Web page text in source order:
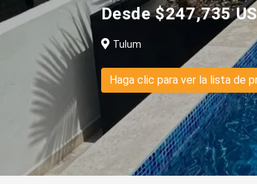
Desde $247,735
Tulum
Haga clic para ver la lista de